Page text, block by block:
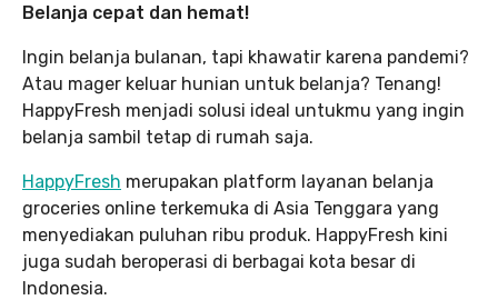
Belanja cepat dan hemat!
Ingin belanja bulanan, tapi khawatir karena pandemi?
Atau mager keluar hunian untuk belanja? Tenang!
HappyFresh menjadi solusi ideal untukmu yang ingin
belanja sambil tetap di rumah saja.
HappyFresh merupakan platform layanan belanja
groceries online terkemuka di Asia Tenggara yang
menyediakan puluhan ribu produk. HappyFresh kini
juga sudah beroperasi di berbagai kota besar di
Indonesia.